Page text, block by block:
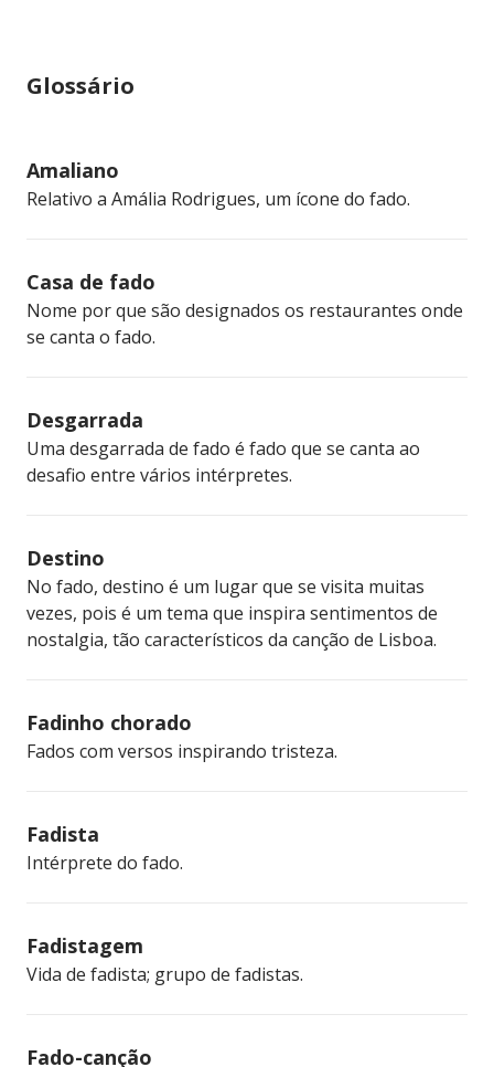
Glossário
Amaliano
Relativo a Amália Rodrigues, um ícone do fado.
Casa de fado
Nome por que são designados os restaurantes onde
se canta o fado.
Desgarrada
Uma desgarrada de fado é fado que se canta ao
desafio entre vários intérpretes.
Destino
No fado, destino é um lugar que se visita muitas
vezes, pois é um tema que inspira sentimentos de
nostalgia, tão característicos da canção de Lisboa.
Fadinho chorado
Fados com versos inspirando tristeza.
Fadista
Intérprete do fado.
Fadistagem
Vida de fadista; grupo de fadistas.
Fado-canção